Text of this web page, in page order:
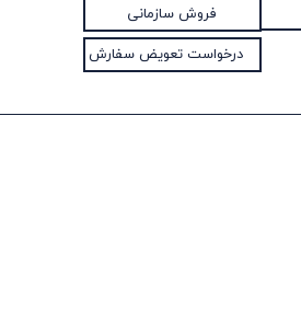
فروش سازمانی
درخواست تعویض سفارش